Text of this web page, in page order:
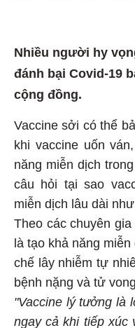
Nhiều người hy
đánh bại Covid-19
cộng đồng.
Vaccine sởi có thể
khi vaccine uốn
năng miễn dịch
câu hỏi tại sao
miễn dịch lâu dài
Theo các chuyên
là tạo khả năng
chế lây nhiễm tự
bệnh nặng và tử
"Vaccine lý tưởng là
ngay cả khi tiếp xúc